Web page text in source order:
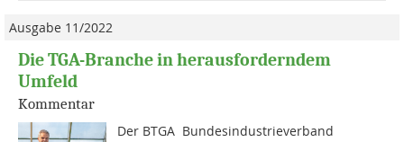
Ausgabe 11/2022
Die TGA-Branche in herausforderndem
Umfeld
Kommentar
Der BTGA  Bundesindustrieverband